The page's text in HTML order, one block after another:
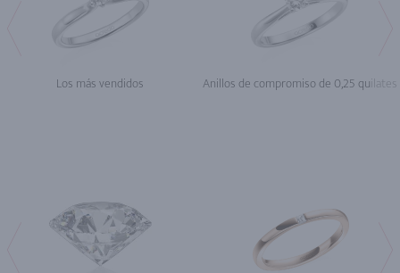
Los más vendidos Anillos de compromiso de 0,25 quilates